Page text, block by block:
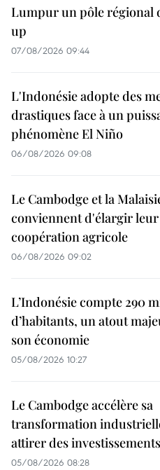
Lumpur un pôle régional
up
07/08/2026 09:44
L'Indonésie adopte des
drastiques face à un
phénomène El Niño
06/08/2026 09:08
Le Cambodge et la
conviennent d'élargir leur
coopération agricole
06/08/2026 09:02
L’Indonésie compte 290
d’habitants, un atout
son économie
05/08/2026 10:27
Le Cambodge accélère sa
transformation
attirer des
05/08/2026 08:28